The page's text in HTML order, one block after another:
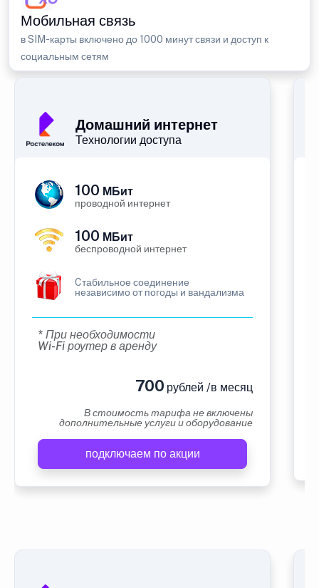
Мобильная связь
в SIM-карты включено до 1000 минут связи и доступ к
социальным сетям
Домашний интернет
Технологии доступа
100 МБит
проводной интернет
100 МБит
беспроводной интернет
Cтабильное соединение
независимо от погоды и вандализма
* При необходимости
Wi-Fi роутер в аренду
700 рублей /в месяц
В стоимость тарифа не включены
дополнительные услуги и оборудование
подключаем по акции